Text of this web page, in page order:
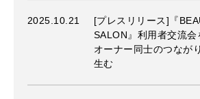
2025.10.21
[プレスリリース]『
SALON』利用者交流
オーナー同士のつなが
生む